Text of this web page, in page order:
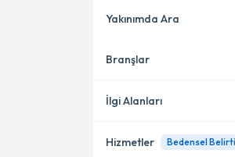
Çankaya
Etimesgut
Yakınımda Ara
Konumuma yakın uzmanları
Branşlar
Psikoloji
İlgi Alanları
Hizmetler